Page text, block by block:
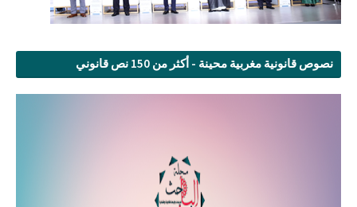
نصوص قانونية مغربية محينة - أكثر من 150 نص قانوني